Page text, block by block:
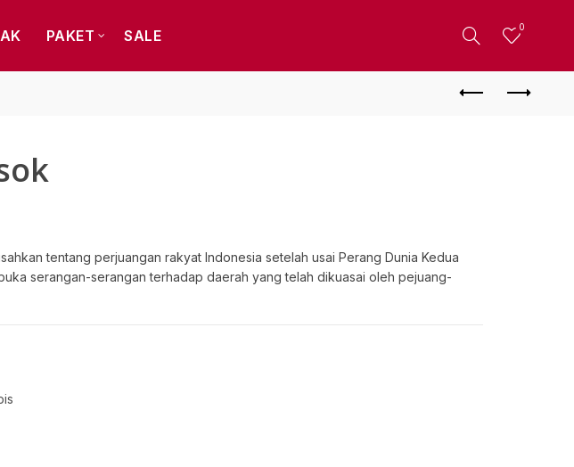
PAKET SALE 0
tentang perjuangan rakyat Indonesia setelah usai Perang Dunia Kedua
serangan-serangan terhadap daerah yang telah dikuasai oleh pejuang-